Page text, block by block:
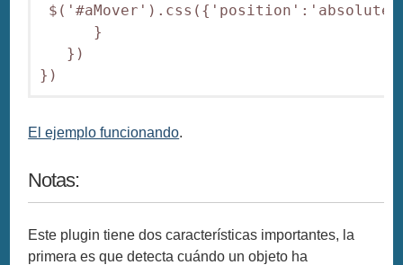
}
})
El ejemplo funcionando.
Notas:
Este plugin tiene dos características importantes, la
primera es que detecta cuándo un objeto ha